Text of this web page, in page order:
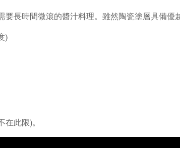
長時間微滾的醬汁料理。 雖然陶瓷塗層具備優
)
在此限)。